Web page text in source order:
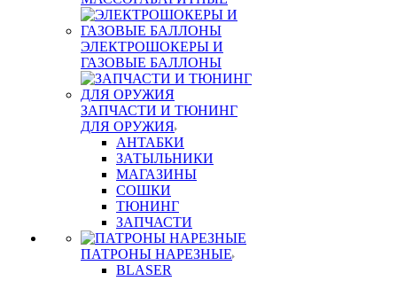
ЭЛЕКТРОШОКЕРЫ И
ГАЗОВЫЕ БАЛЛОНЫ
ЗАПЧАСТИ И ТЮНИНГ
ДЛЯ ОРУЖИЯ
АНТАБКИ
ЗАТЫЛЬНИКИ
МАГАЗИНЫ
СОШКИ
ТЮНИНГ
ЗАПЧАСТИ
ПАТРОНЫ НАРЕЗНЫЕ
BLASER